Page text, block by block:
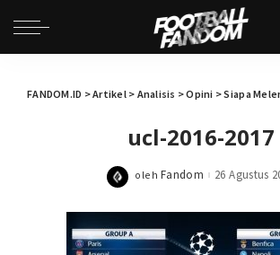
FANDOM.ID >Artikel> Analisis >Opini >Siapa Melenggang ke
ucl-2016-2017
Posted
oleh Fandom 26 Agustus